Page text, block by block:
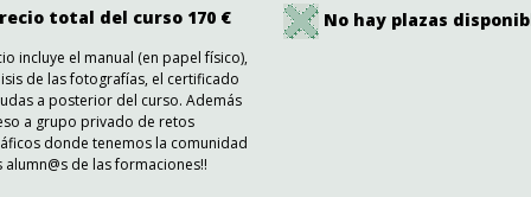
total del curso 170 €
incluye el manual (en papel físico),
de las fotografías, el certificado
a posterior del curso. Además
a grupo privado de retos
donde tenemos la comunidad
alumn@s de las formaciones!!
No hay plazas